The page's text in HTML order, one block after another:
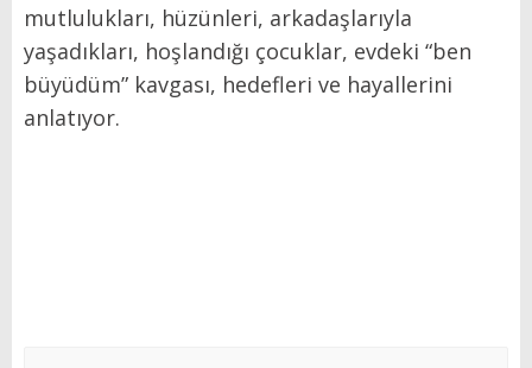
mutlulukları, hüzünleri, arkadaşlarıyla
yaşadıkları, hoşlandığı çocuklar, evdeki “ben
büyüdüm” kavgası, hedefleri ve hayallerini
anlatıyor.